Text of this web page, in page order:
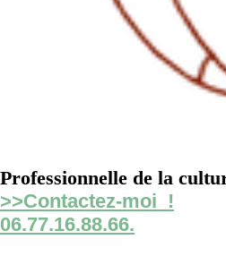
Professionnelle de la
>>Contactez-moi !
06.77.16.88.66.